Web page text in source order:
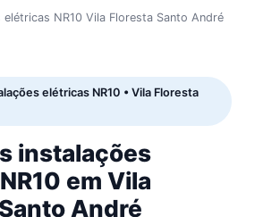
NR10 Vila Floresta Santo André
elétricas NR10 • Vila Floresta
instalações
em Vila
André